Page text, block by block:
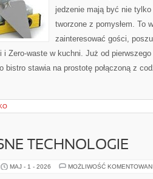
jedzenie mają być nie
tworzone z pomysłem. To
zainteresować gości,
i Zero-waste w kuchni. Już od
bistro stawia na prostotę połączoną z
TECHNOLOGIE
MAJ - 1 - 2026 MOŻLIWOŚĆ